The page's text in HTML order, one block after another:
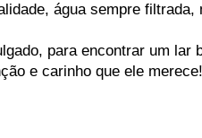
água sempre filtrada,
para encontrar um lar
e carinho que ele merece!